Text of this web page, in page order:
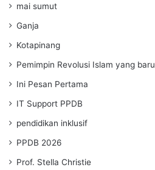
mai sumut
Ganja
Kotapinang
Pemimpin Revolusi Islam yang baru
Ini Pesan Pertama
IT Support PPDB
pendidikan inklusif
PPDB 2026
Prof. Stella Christie